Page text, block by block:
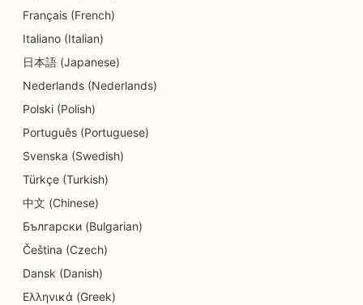
SEO pre centrá dennej starostlivosti
SEO pre obchody s detailmi
SEO pre reštaurácie
SEO pre obchody s koláčikmi
SEO pre služby vzdelávania a starostlivosti o deti
SEO pre čistiarne
SEO pre predajne elektroniky
Français (French)
Italiano (Italian)
日本語 (Japanese)
Nederlands (Nederlands)
Polski (Polish)
Português (Portuguese)
Svenska (Swedish)
Türkçe (Turkish)
中文 (Chinese)
Български (Bulgarian)
Čeština (Czech)
Dansk (Danish)
Ελληνικά (Greek)